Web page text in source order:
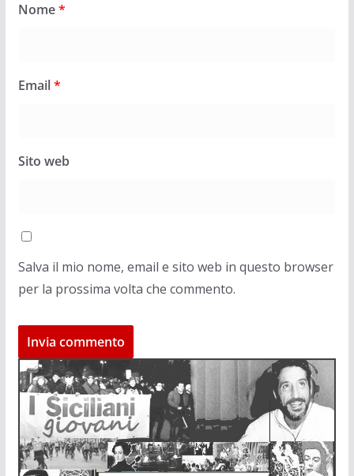
Nome*
Email*
Sito web
Salva il mio nome, email e sito web in questo browser
per la prossima volta che commento.